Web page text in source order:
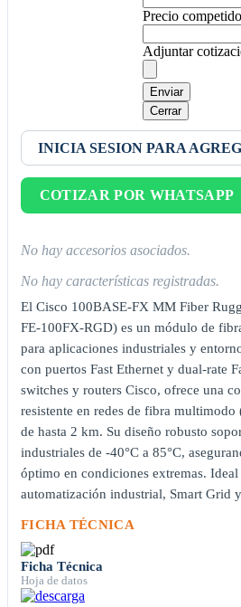
Precio
Adjuntar
Enviar
Cerrar
INICIA SESION PARA
COTIZAR POR WHATSAPP
No hay accesorios asociados.
No hay características registradas.
El Cisco 100BASE-FX MM Fiber
FE-100FX-RGD) es un módulo de
para aplicaciones industriales y
con puertos Fast Ethernet y dual-rate
switches y routers Cisco, ofrece una
resistente en redes de fibra
de hasta 2 km. Su diseño robusto
industriales de -40°C a 85°C,
óptimo en condiciones extremas.
automatización industrial, Smart Grid
FICHA TÉCNICA
Ficha Técnica
Hoja de datos